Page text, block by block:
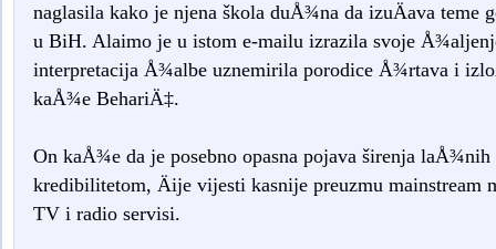
naglasila kako je njena škola duÅ¾na da izuÄava teme
u BiH. Alaimo je u istom e-mailu izrazila svoje
interpretacija Å¾albe uznemirila porodice Å¾rtava i
kaÅ¾e BehariÄ‡.
On kaÅ¾e da je posebno opasna pojava širenja
kredibilitetom, Äije vijesti kasnije preuzmu
TV i radio servisi.